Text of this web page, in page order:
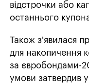
відстрочки або
останнього
Також з'явилася
для накопичення
за євробондами-
умови затвердив